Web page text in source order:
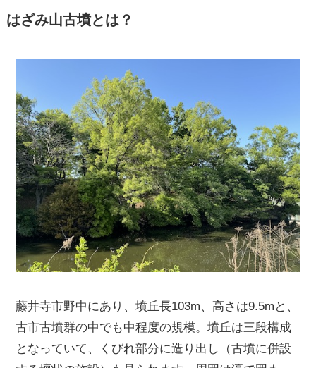
はざみ山古墳とは？
藤井寺市野中にあり、墳丘長103m、高さは9.5mと、
古市古墳群の中でも中程度の規模。墳丘は三段構成
となっていて、くびれ部分に造り出し（古墳に併設